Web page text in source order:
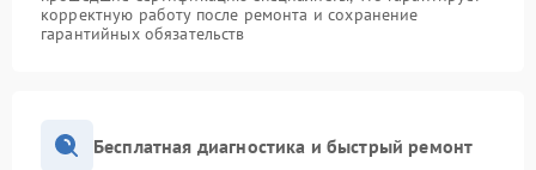
корректную работу после ремонта и сохранение
гарантийных обязательств
Бесплатная диагностика и быстрый ремонт